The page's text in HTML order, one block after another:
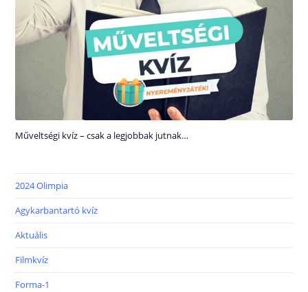
Műveltségi kvíz – csak a legjobbak jutnak…
2024 Olimpia
Agykarbantartó kvíz
Aktuális
Filmkvíz
Forma-1